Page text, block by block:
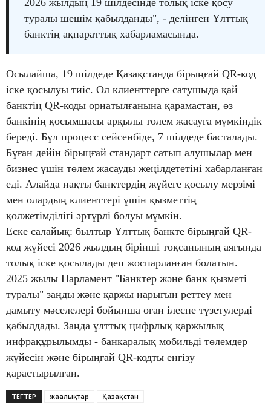
2026 жылдың 19 шілдесінде толық іске қосу
туралы шешім қабылданды", - делінген Ұлттық
банктің ақпараттық хабарламасында.
Осылайша, 19 шілдеде Қазақстанда бірыңғай QR-код
іске қосылуы тиіс. Ол клиенттерге сатушыда қай
банктің QR-коды орнатылғанына қарамастан, өз
банкінің қосымшасы арқылы төлем жасауға мүмкіндік
береді. Бұл процесс сейсенбіде, 7 шілдеде басталады.
Бұған дейін бірыңғай стандарт сатып алушылар мен
бизнес үшін төлем жасауды жеңілдететіні хабарланған
еді. Алайда нақты банктердің жүйеге қосылу мерзімі
мен олардың клиенттері үшін қызметтің
қолжетімділігі әртүрлі болуы мүмкін.
Еске салайық: былтыр Ұлттық банкте бірыңғай QR-
код жүйесі 2026 жылдың бірінші тоқсанының аяғында
толық іске қосылады деп жоспарланған болатын.
2025 жылы Парламент "Банктер және банк қызметі
туралы" заңды және қаржы нарығын реттеу мен
дамыту мәселелері бойынша оған ілеспе түзетулерді
қабылдады. Заңда ұлттық цифрлық қаржылық
инфрақұрылымды - банкаралық мобильді төлемдер
жүйесін және бірыңғай QR-кодты енгізу
қарастырылған.
ТЕГТЕР жаңалықтар Қазақстан